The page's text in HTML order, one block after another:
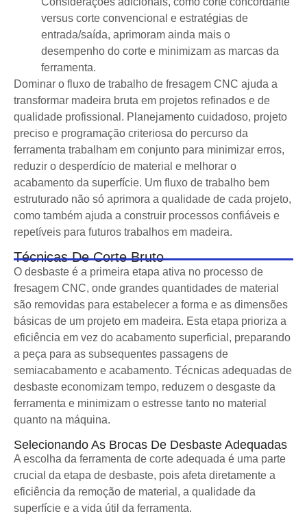
versus corte convencional e estratégias de
entrada/saída, aprimoram ainda mais o
desempenho do corte e minimizam as marcas da
ferramenta.
Dominar o fluxo de trabalho de fresagem CNC ajuda a
transformar madeira bruta em projetos refinados e de
qualidade profissional. Planejamento cuidadoso, projeto
preciso e programação criteriosa do percurso da
ferramenta trabalham em conjunto para minimizar erros,
reduzir o desperdício de material e melhorar o
acabamento da superfície. Um fluxo de trabalho bem
estruturado não só aprimora a qualidade de cada projeto,
como também ajuda a construir processos confiáveis ​​e
repetíveis para futuros trabalhos em madeira.
Técnicas De Corte Bruto
O desbaste é a primeira etapa ativa no processo de
fresagem CNC, onde grandes quantidades de material
são removidas para estabelecer a forma e as dimensões
básicas de um projeto em madeira. Esta etapa prioriza a
eficiência em vez do acabamento superficial, preparando
a peça para as subsequentes passagens de
semiacabamento e acabamento. Técnicas adequadas de
desbaste economizam tempo, reduzem o desgaste da
ferramenta e minimizam o estresse tanto no material
quanto na máquina.
Selecionando As Brocas De Desbaste Adequadas
A escolha da ferramenta de corte adequada é uma parte
crucial da etapa de desbaste, pois afeta diretamente a
eficiência da remoção de material, a qualidade da
superfície e a vida útil da ferramenta.